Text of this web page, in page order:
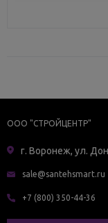
ООО "СТРОЙЦЕНТР"
г. Воронеж, ул.
sale@santehsmart.ru
+7 (800) 350-44-36